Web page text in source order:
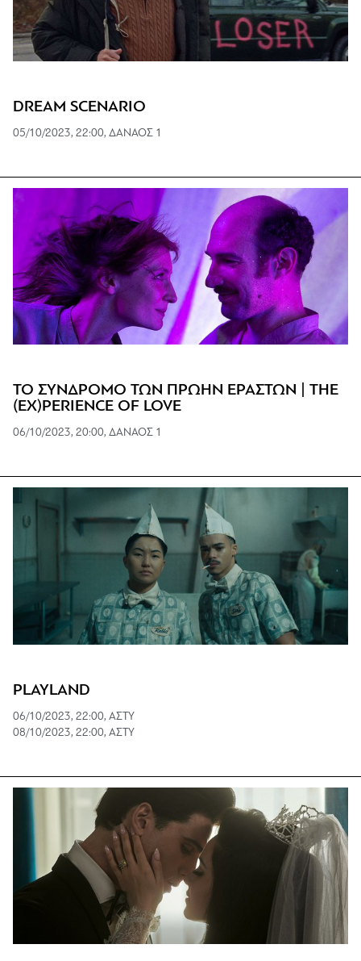
DREAM SCENARIO
05/10/2023, 22:00, ΔΑΝΑΟΣ 1
ΤΟ ΣΥΝΔΡΟΜΟ ΤΩΝ ΠΡΩΗΝ ΕΡΑΣΤΩΝ | THE
(EX)PERIENCE OF LOVE
06/10/2023, 20:00, ΔΑΝΑΟΣ 1
PLAYLAND
06/10/2023, 22:00, ΑΣΤΥ
08/10/2023, 22:00, ΑΣΤΥ